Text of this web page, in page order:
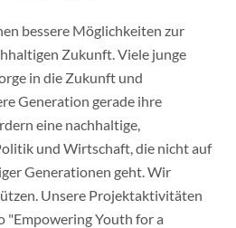
bessere Möglichkeiten zur
Zukunft. Viele junge
in die Zukunft und
Generation gerade ihre
eine nachhaltige,
und Wirtschaft, die nicht auf
Generationen geht. Wir
Unsere Projektaktivitäten
Youth for a